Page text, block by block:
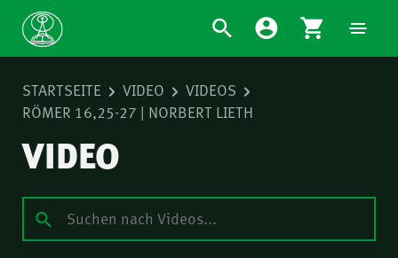
STARTSEITE VIDEO
VIDEOS
RÖMER 16,25-27 | NORBERT LIETH
VIDEO